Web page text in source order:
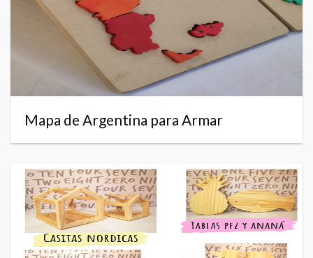
Mapa de Argentina para Armar